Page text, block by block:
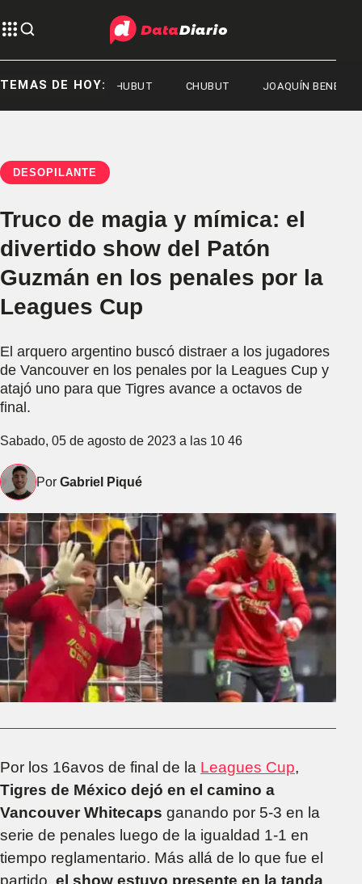
TEMAS DE HOY:
GOBIERNO DEL CHUBUT CHUBUT JOAQUÍN BENEGAS
DESOPILANTE
Truco de magia y mímica: el
divertido show del Patón
Guzmán en los penales por la
Leagues Cup
El arquero argentino buscó distraer a los jugadores
de Vancouver en los penales por la Leagues Cup y
atajó uno para que Tigres avance a octavos de
final.
Sabado, 05 de agosto de 2023 a las 10 46
Por Gabriel Piqué
Por los 16avos de final de la Leagues Cup,
Tigres de México dejó en el camino a
Vancouver Whitecaps ganando por 5-3 en la
serie de penales luego de la igualdad 1-1 en
tiempo reglamentario. Más allá de lo que fue el
partido, el show estuvo presente en la tanda